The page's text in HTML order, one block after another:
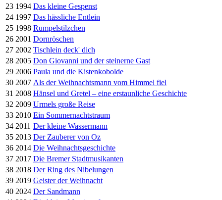
23 1994 Das kleine Gespenst
24 1997 Das hässliche Entlein
25 1998 Rumpelstilzchen
26 2001 Dornröschen
27 2002 Tischlein deck' dich
28 2005 Don Giovanni und der steinerne Gast
29 2006 Paula und die Kistenkobolde
30 2007 Als der Weihnachtsmann vom Himmel fiel
31 2008 Hänsel und Gretel – eine erstaunliche Geschichte
32 2009 Urmels große Reise
33 2010 Ein Sommernachtstraum
34 2011 Der kleine Wassermann
35 2013 Der Zauberer von Oz
36 2014 Die Weihnachtsgeschichte
37 2017 Die Bremer Stadtmusikanten
38 2018 Der Ring des Nibelungen
39 2019 Geister der Weihnacht
40 2024 Der Sandmann